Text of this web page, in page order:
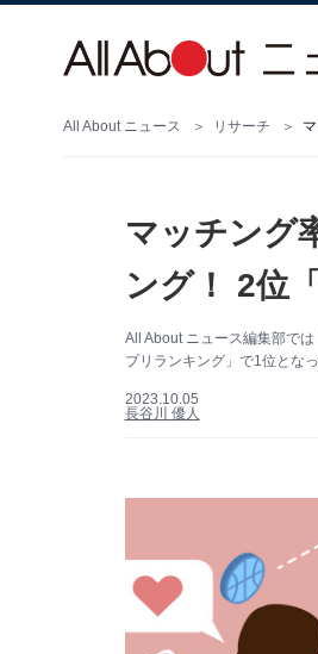
All About ニュース リサーチ
マッチング
ング！ 2位
All About ニュース編集部で
プリランキング」で1位とな
2023.10.05
長谷川 優人